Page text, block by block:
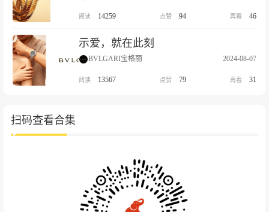
14259 94 46
示爱，就在此刻
BVLGARI宝格丽 2024-08-07
13567 79 31
扫码查看合集